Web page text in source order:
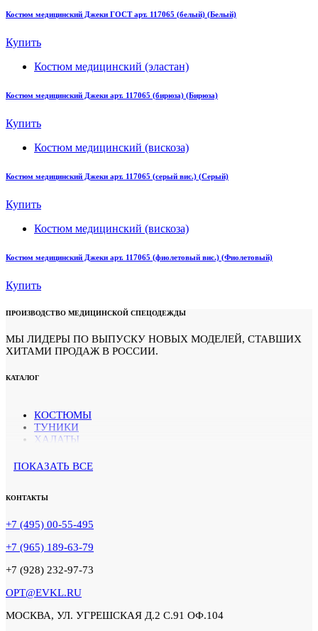
Костюм медицинский Джеки ГОСТ арт. 117065 (белый) (Белый)
Купить
Костюм медицинский (эластан)
Костюм медицинский Джеки арт. 117065 (бирюза) (Бирюза)
Купить
Костюм медицинский (вискоза)
Костюм медицинский Джеки арт. 117065 (серый вис.) (Серый)
Купить
Костюм медицинский (вискоза)
Костюм медицинский Джеки арт. 117065 (фиолетовый вис.) (Фиолетовый)
Купить
ПРОИЗВОДСТВО МЕДИЦИНСКОЙ СПЕЦОДЕЖДЫ
МЫ ЛИДЕРЫ ПО ВЫПУСКУ НОВЫХ МОДЕЛЕЙ, СТАВШИХ
ХИТАМИ ПРОДАЖ В РОССИИ.
КАТАЛОГ
КОСТЮМЫ
ТУНИКИ
ХАЛАТЫ
ПОКАЗАТЬ ВСЕ
КОНТАКТЫ
+7 (495) 00-55-495
+7 (965) 189-63-79
+7 (928) 232-97-73
OPT@EVKL.RU
МОСКВА, УЛ. УГРЕШСКАЯ Д.2 С.91 ОФ.104